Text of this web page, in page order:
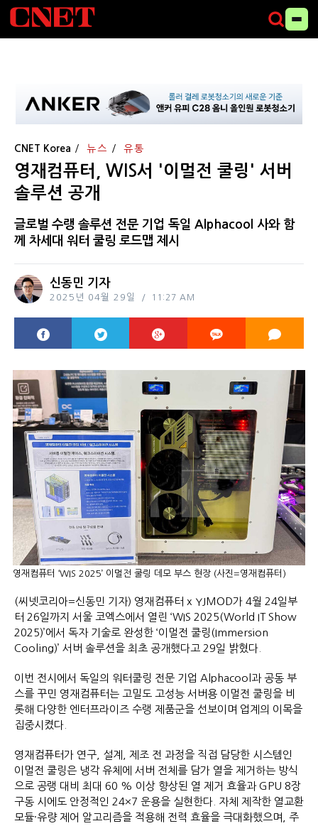
CNET Korea 뉴스 유통
영재컴퓨터, WIS서 '이멀전 쿨링' 서버
솔루션 공개
글로벌 수랭 솔루션 전문 기업 독일 Alphacool 사와 함
께 차세대 워터 쿨링 로드맵 제시
신동민 기자
2025년 04월 29일 11:27 AM
영재컴퓨터 ‘WIS 2025’ 이멀전 쿨링 데모 부스 현장 (사진=영재컴퓨터)
(씨넷코리아=신동민 기자) 영재컴퓨터 x YJMOD가 4월 24일부
터 26일까지 서울 코엑스에서 열린 ‘WIS 2025(World IT Show
2025)’에서 독자 기술로 완성한 ‘이멀전 쿨링(Immersion
Cooling)’ 서버 솔루션을 최초 공개했다고 29일 밝혔다.
이번 전시에서 독일의 워터쿨링 전문 기업 Alphacool과 공동 부
스를 꾸민 영재컴퓨터는 고밀도 고성능 서버용 이멀전 쿨링을 비
롯해 다양한 엔터프라이즈 수랭 제품군을 선보이며 업계의 이목을
집중시켰다.
영재컴퓨터가 연구, 설계, 제조 전 과정을 직접 담당한 시스템인
이멀전 쿨링은 냉각 유체에 서버 전체를 담가 열을 제거하는 방식
으로 공랭 대비 최대 60 % 이상 향상된 열 제거 효율과 GPU 8장
구동 시에도 안정적인 24×7 운용을 실현한다. 자체 제작한 열교환
모듈·유량 제어 알고리즘을 적용해 전력 효율을 극대화했으며, 주